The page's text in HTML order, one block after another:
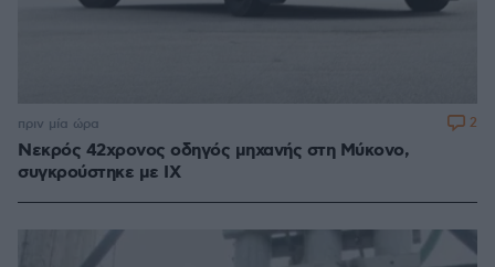
Νεκρός 42χρονος οδηγός μηχανής στη Μύκονο,
συγκρούστηκε με ΙΧ
πριν μία ώρα 2